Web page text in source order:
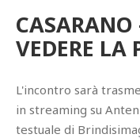
VEDERE LA
L'incontro sarà
in streaming su
testuale di